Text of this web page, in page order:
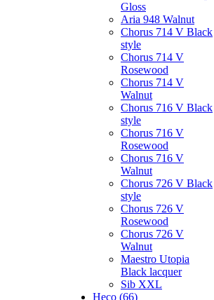
Gloss
Aria 948 Walnut
Chorus 714 V Black
style
Chorus 714 V
Rosewood
Chorus 714 V
Walnut
Chorus 716 V Black
style
Chorus 716 V
Rosewood
Chorus 716 V
Walnut
Chorus 726 V Black
style
Chorus 726 V
Rosewood
Chorus 726 V
Walnut
Maestro Utopia
Black lacquer
Sib XXL
Heco (66)